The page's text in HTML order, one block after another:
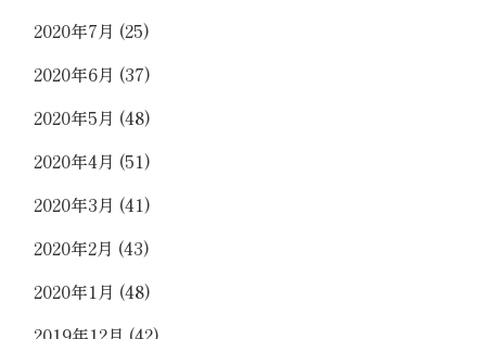
2020年7月 (25)
2020年6月 (37)
2020年5月 (48)
2020年4月 (51)
2020年3月 (41)
2020年2月 (43)
2020年1月 (48)